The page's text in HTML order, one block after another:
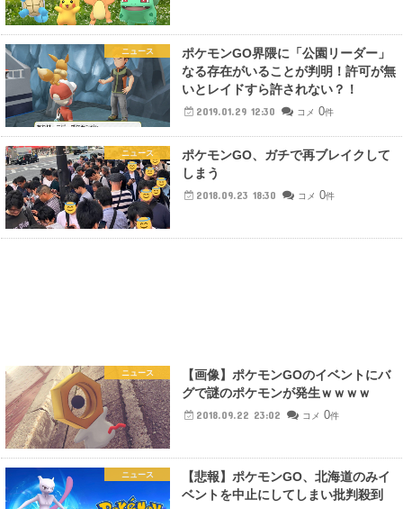
ニュース
ポケモンGO界隈に「公園リーダー」
なる存在がいることが判明！許可が無
いとレイドすら許されない？！
2019.01.29 12:30 コメ 0件
ニュース
ポケモンGO、ガチで再ブレイクして
しまう
2018.09.23 18:30 コメ 0件
ニュース
【画像】ポケモンGOのイベントにバ
グで謎のポケモンが発生ｗｗｗｗ
2018.09.22 23:02 コメ 0件
ニュース
【悲報】ポケモンGO、北海道のみイ
ベントを中止にしてしまい批判殺到